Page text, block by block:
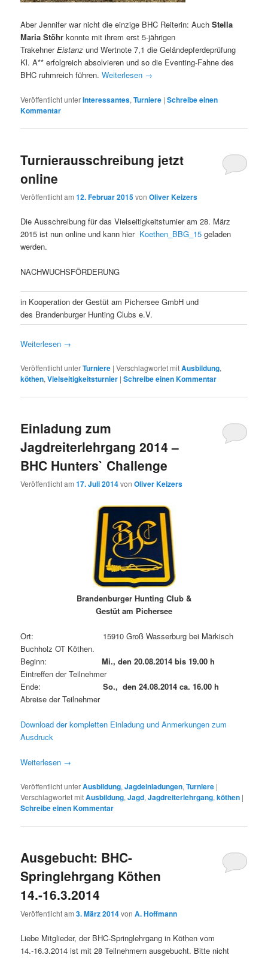
Aber Jennifer war nicht die einzige BHC Reiterin: AuchStella
Maria Stöhr konnte mit ihrem erst 5-jährigen
TrakehnerEistanz und Wertnote 7,1 die Geländepferdeprüfung
Kl. A** erfolgreich absolvieren und so die Eventing-Fahne des
BHC ruhmreich führen. Weiterlesen →
Veröffentlicht unterInteressantes,Turniere |Schreibe einen
Kommentar
Turnierausschreibung jetzt
online
Veröffentlicht am12. Februar 2015vonOliver Keizers
Die Ausschreibung für das Vielseitigkeitsturnier am 28. März
2015 ist nun online und kann hier Koethen_BBG_15 geladen
werden.
NACHWUCHSFÖRDERUNG
in Kooperation der Gestüt am Pichersee GmbH und
des Brandenburger Hunting Clubs e.V.
Weiterlesen →
Veröffentlicht unterTurniere |Verschlagwortet mitAusbildung,
köthen,Vielseitigkeitsturnier |Schreibe einen Kommentar
Einladung zum
Jagdreiterlehrgang 2014 –
BHC Hunters` Challenge
Veröffentlicht am17. Juli 2014vonOliver Keizers
Brandenburger Hunting Club &
Gestüt am Pichersee
Ort: 15910 Groß Wasserburg bei Märkisch
Buchholz OT Köthen.
Beginn:Mi., den 20.08.2014 bis 19.00 h
Eintreffen der Teilnehmer
Ende:So., den 24.08.2014 ca. 16.00 h
Abreise der Teilnehmer
Download der kompletten Einladung und Anmerkungen zum
Ausdruck
Weiterlesen →
Veröffentlicht unterAusbildung,Jagdeinladungen,Turniere |
Verschlagwortet mitAusbildung,Jagd,Jagdreiterlehrgang,köthen |
Schreibe einen Kommentar
Ausgebucht: BHC-
Springlehrgang Köthen
14.-16.3.2014
Veröffentlicht am3. März 2014vonA. Hoffmann
Liebe Mitglieder, der BHC-Springlehrgang in Köthen vom
14.-16.3.2014 ist mit 28 Teilnehmern ausgebucht. Bitte nicht